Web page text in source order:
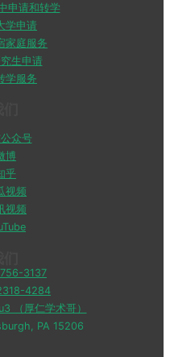
申请和转学
学申请
家庭服务
生申请
学服务
众号
博
乎
视频
视频
3137
4284
（厚仁学术哥）
PA 15206